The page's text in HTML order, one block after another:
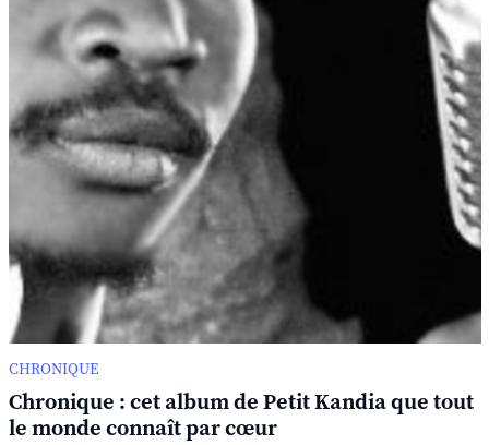
CHRONIQUE
Chronique : cet album de Petit Kandia que tout
le monde connaît par cœur